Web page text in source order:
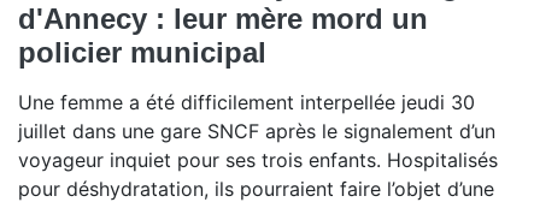
d'Annecy : leur mère mord un
policier municipal
Une femme a été difficilement interpellée jeudi 30
juillet dans une gare SNCF après le signalement d’un
voyageur inquiet pour ses trois enfants. Hospitalisés
pour déshydratation, ils pourraient faire l’objet d’une